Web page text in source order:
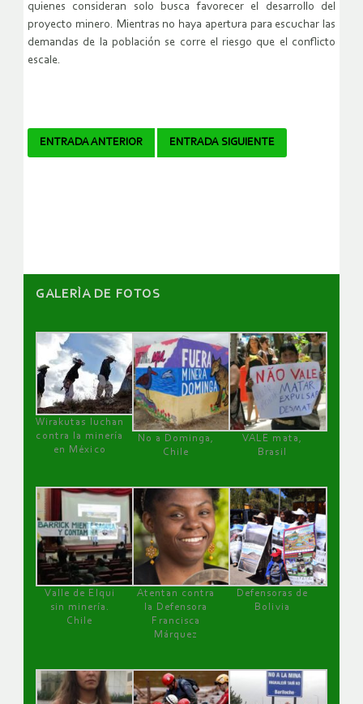
quienes consideran solo busca favorecer el desarrollo del
proyecto minero. Mientras no haya apertura para escuchar las
demandas de la población se corre el riesgo que el conflicto
escale.
Navegador
ENTRADA ANTERIOR ENTRADA SIGUIENTE
GALERÌA DE FOTOS
Wirakutas luchan
contra la minería
en México
No a Dominga,
Chile
VALE mata,
Brasil
Valle de Elqui
sin minería.
Chile
Atentan contra
la Defensora
Francisca
Márquez
Defensoras de
Bolivia